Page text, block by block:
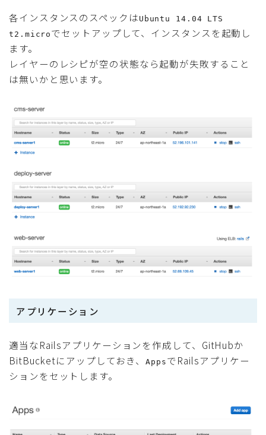
各インスタンスのスペックは Ubuntu 14.04 LTS
t2.micro でセットアップして、インスタンスを起動し
ます。
レイヤーのレシピが空の状態なら起動が失敗すること
は無いかと思います。
アプリケーション
適当なRailsアプリケーションを作成して、GitHubか
BitBucketにアップしておき、Apps でRailsアプリケー
ションをセットします。